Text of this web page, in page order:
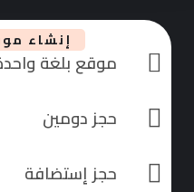
إنشاء
موقع بلغة
حجز دومين
حجز إستضافة